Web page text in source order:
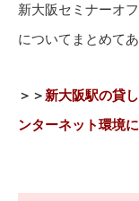
新大阪セミナーオ
についてまとめて
＞＞ 新大阪駅の貸
ンターネット環境